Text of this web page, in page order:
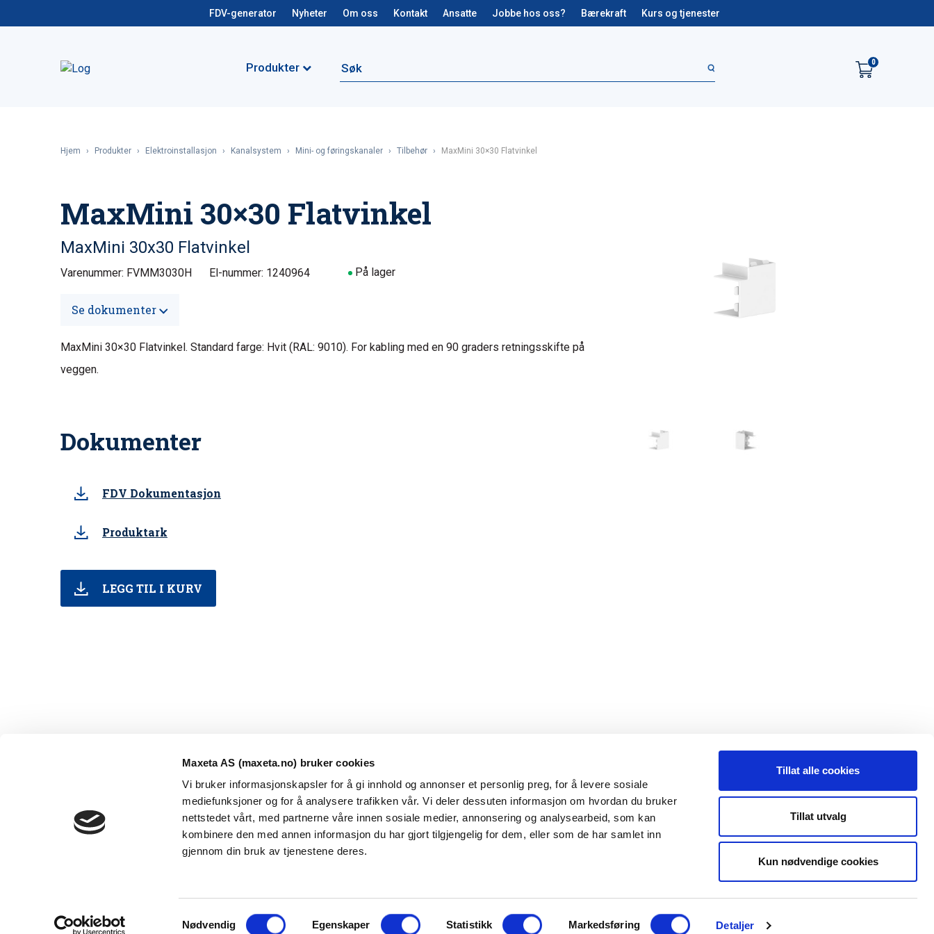
Maxeta AS (maxeta.no) bruker cookies
Vi bruker informasjonskapsler for å gi innhold og annonser et personlig preg, for å levere sosiale
mediefunksjoner og for å analysere trafikken vår. Vi deler dessuten informasjon om hvordan du bruker
nettstedet vårt, med partnerne våre innen sosiale medier, annonsering og analysearbeid, som kan
kombinere den med annen informasjon du har gjort tilgjengelig for dem, eller som de har samlet inn
gjennom din bruk av tjenestene deres.
Nødvendig Egenskaper Statistikk Markedsføring Detaljer
Tillat alle cookies
Tillat utvalg
Kun nødvendige cookies
FDV-generator Nyheter Om oss Kontakt Ansatte Jobbe hos oss? Bærekraft Kurs og tjenester
Produkter 0
Hjem › Produkter › Elektroinstallasjon › Kanalsystem › Mini- og føringskanaler › Tilbehør › MaxMini 30×30 Flatvinkel
MaxMini 30×30 Flatvinkel
MaxMini 30x30 Flatvinkel
Varenummer: FVMM3030H El-nummer: 1240964 På lager
Se dokumenter
MaxMini 30×30 Flatvinkel. Standard farge: Hvit (RAL: 9010). For kabling med en 90 graders retningsskifte på
veggen.
Dokumenter
FDV Dokumentasjon
Produktark
LEGG TIL I KURV
Maxeta AS har forsynt Norge med elektro-tekniske
© 2026 Maxeta AS. Alle rettigheter reservert.
Hovedkontor
Maxeta AS
Man - fre 0800 - 1600
Kontakt oss
Telefon:+47 35 91 40 00
Leveranseområder
Elektroinstallasjon
Elforsyning